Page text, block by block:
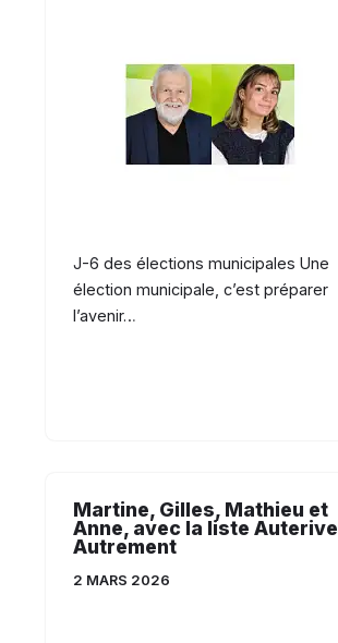
J-6 des élections municipales Une
élection municipale, c’est préparer
l’avenir…
Martine, Gilles, Mathieu et
Anne, avec la liste Auterive
Autrement
2 MARS 2026